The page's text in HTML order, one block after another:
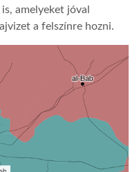
amelyeket jóval
a felszínre hozni.